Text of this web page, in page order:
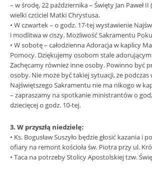
– w środę, 22 października – Święty Jan Paweł II
wielki czciciel Matki Chrystusa.
• W czwartek – o godz. 17-tej wystawienie
i modlitwa w ciszy. Możliwość Sakramentu
• W sobotę – całodzienna Adoracja w kaplicy
Pomocy. Dziękujemy osobom stale
Zachęcamy również inne osoby. Powinno być
osoby. Nie może być takiej sytuacji, że podczas
Najświętszego Sakramentu nie ma nikogo w
– zapraszamy na spotkanie ministrantów o
dziecięcej o godz. 10-tej.
3. W przyszłą niedzielę:
• Ks. Bogusław Suszyło będzie głosić kazania i
ofiary na remont kościoła św. Piotra przy ul.
• Taca na potrzeby Stolicy Apostolskiej tzw.